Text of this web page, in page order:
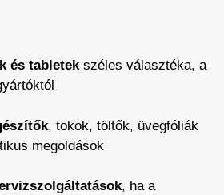
és tabletekszéles választéka, a
, tokok, töltők, üvegfóliák
megoldások
, ha a